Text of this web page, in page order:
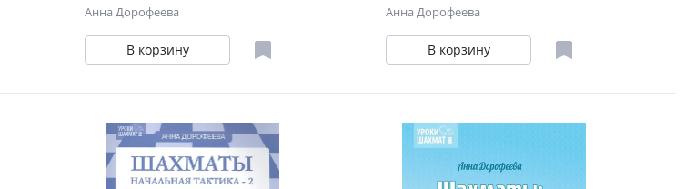
Анна Дорофеева
В корзину
Освобождение поля и линии.
Анна Дорофеева
В корзину